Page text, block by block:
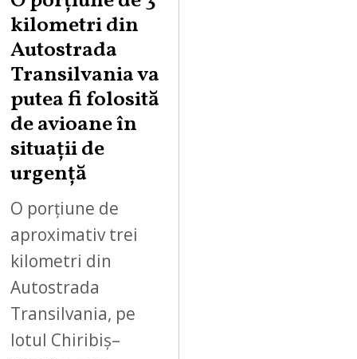
G
T
8
kilometri din
Autostrada
Transilvania va
putea fi folosită
de avioane în
situații de
urgență
O porțiune de
aproximativ trei
kilometri din
Autostrada
Transilvania, pe
lotul Chiribiș–